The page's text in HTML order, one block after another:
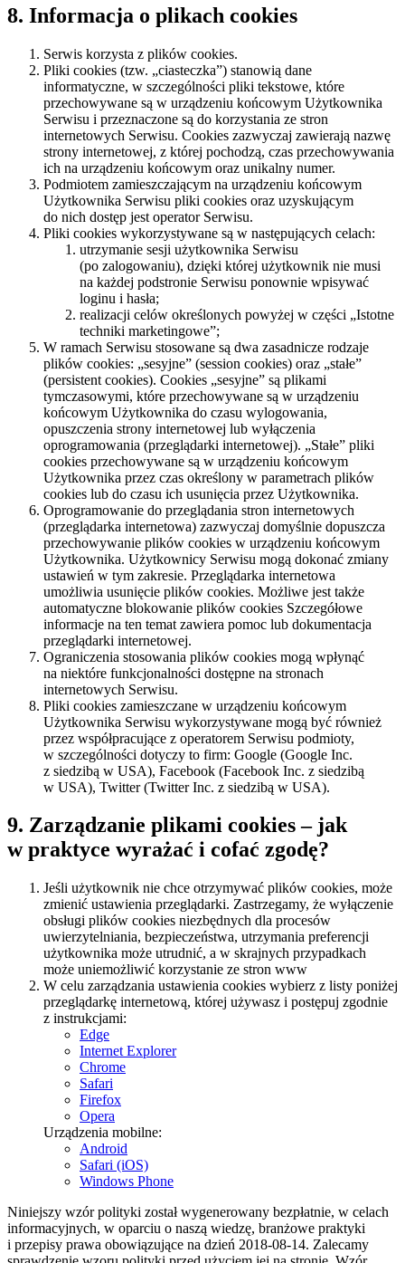
8. Informacja o plikach cookies
Serwis korzysta z plików cookies.
Pliki cookies (tzw. „ciasteczka”) stanowią dane
informatyczne, w szczególności pliki tekstowe, które
przechowywane są w urządzeniu końcowym Użytkownika
Serwisu i przeznaczone są do korzystania ze stron
internetowych Serwisu. Cookies zazwyczaj zawierają nazwę
strony internetowej, z której pochodzą, czas przechowywania
ich na urządzeniu końcowym oraz unikalny numer.
Podmiotem zamieszczającym na urządzeniu końcowym
Użytkownika Serwisu pliki cookies oraz uzyskującym
do nich dostęp jest operator Serwisu.
Pliki cookies wykorzystywane są w następujących celach:
utrzymanie sesji użytkownika Serwisu
(po zalogowaniu), dzięki której użytkownik nie musi
na każdej podstronie Serwisu ponownie wpisywać
loginu i hasła;
realizacji celów określonych powyżej w części „Istotne
techniki marketingowe”;
W ramach Serwisu stosowane są dwa zasadnicze rodzaje
plików cookies: „sesyjne” (session cookies) oraz „stałe”
(persistent cookies). Cookies „sesyjne” są plikami
tymczasowymi, które przechowywane są w urządzeniu
końcowym Użytkownika do czasu wylogowania,
opuszczenia strony internetowej lub wyłączenia
oprogramowania (przeglądarki internetowej). „Stałe” pliki
cookies przechowywane są w urządzeniu końcowym
Użytkownika przez czas określony w parametrach plików
cookies lub do czasu ich usunięcia przez Użytkownika.
Oprogramowanie do przeglądania stron internetowych
(przeglądarka internetowa) zazwyczaj domyślnie dopuszcza
przechowywanie plików cookies w urządzeniu końcowym
Użytkownika. Użytkownicy Serwisu mogą dokonać zmiany
ustawień w tym zakresie. Przeglądarka internetowa
umożliwia usunięcie plików cookies. Możliwe jest także
automatyczne blokowanie plików cookies Szczegółowe
informacje na ten temat zawiera pomoc lub dokumentacja
przeglądarki internetowej.
Ograniczenia stosowania plików cookies mogą wpłynąć
na niektóre funkcjonalności dostępne na stronach
internetowych Serwisu.
Pliki cookies zamieszczane w urządzeniu końcowym
Użytkownika Serwisu wykorzystywane mogą być również
przez współpracujące z operatorem Serwisu podmioty,
w szczególności dotyczy to firm: Google (Google Inc.
z siedzibą w USA), Facebook (Facebook Inc. z siedzibą
w USA), Twitter (Twitter Inc. z siedzibą w USA).
9. Zarządzanie plikami cookies – jak
w praktyce wyrażać i cofać zgodę?
Jeśli użytkownik nie chce otrzymywać plików cookies, może
zmienić ustawienia przeglądarki. Zastrzegamy, że wyłączenie
obsługi plików cookies niezbędnych dla procesów
uwierzytelniania, bezpieczeństwa, utrzymania preferencji
użytkownika może utrudnić, a w skrajnych przypadkach
może uniemożliwić korzystanie ze stron www
W celu zarządzania ustawienia cookies wybierz z listy poniżej
przeglądarkę internetową, której używasz i postępuj zgodnie
z instrukcjami:
Edge
Internet Explorer
Chrome
Safari
Firefox
Opera
Urządzenia mobilne:
Android
Safari (iOS)
Windows Phone
Niniejszy wzór polityki został wygenerowany bezpłatnie, w celach
informacyjnych, w oparciu o naszą wiedzę, branżowe praktyki
i przepisy prawa obowiązujące na dzień 2018-08-14. Zalecamy